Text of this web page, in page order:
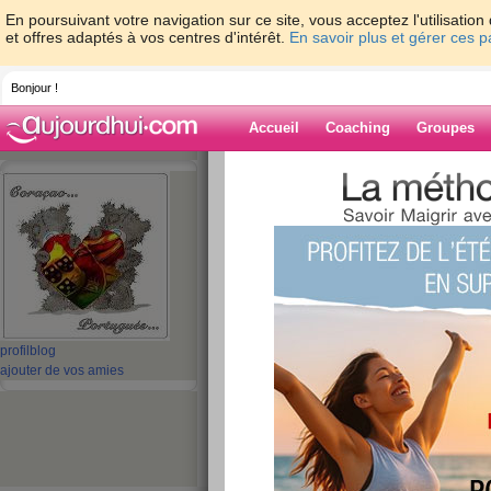
En poursuivant votre navigation sur ce site, vous acceptez
et offres adaptés à vos centres d'intérêt. En savoir plus et gérer ces
Bonjour !
Accueil Coaching Groupes
profil blog
ajouter de vos amies
> AbatLesKilos > BON
Blog de
BON MARDI A
TOUS !!!!
publié le 03/03/2009 à 10:49